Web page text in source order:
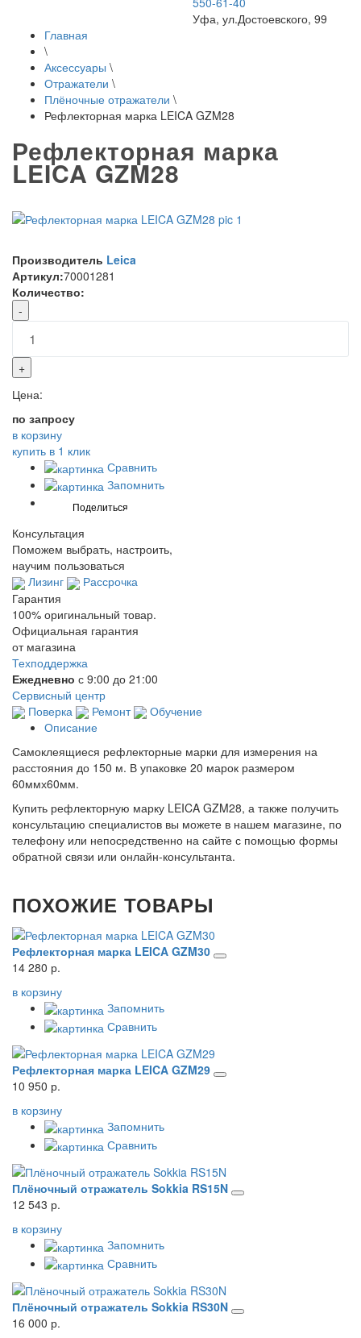
Уфа, ул.Достоевского, 99
Главная
\
Аксессуары \
Отражатели \
Плёночные отражатели \
Рефлекторная марка LEICA GZM28
Рефлекторная марка
LEICA GZM28
Производитель Leica
Артикул:70001281
Количество:
-
+
Цена:
по запросу
в корзину
купить в 1 клик
Сравнить
Запомнить
Консультация
Поможем выбрать, настроить,
научим пользоваться
Лизинг
Рассрочка
Гарантия
100% оригинальный товар.
Официальная гарантия
от магазина
Техподдержка
Ежедневно с 9:00 до 21:00
Сервисный центр
Поверка
Ремонт
Обучение
Описание
Самоклеящиеся рефлекторные марки для измерения на
расстояния до 150 м. В упаковке 20 марок размером
60ммх60мм.
Купить рефлекторную марку LEICA GZM28, а также получить
консультацию специалистов вы можете в нашем магазине, по
телефону или непосредственно на сайте с помощью формы
обратной связи или онлайн-консультанта.
ПОХОЖИЕ ТОВАРЫ
Рефлекторная марка LEICA GZM30
14 280 р.
в корзину
Запомнить
Сравнить
Рефлекторная марка LEICA GZM29
10 950 р.
в корзину
Запомнить
Сравнить
Плёночный отражатель Sokkia RS15N
12 543 р.
в корзину
Запомнить
Сравнить
Плёночный отражатель Sokkia RS30N
16 000 р.